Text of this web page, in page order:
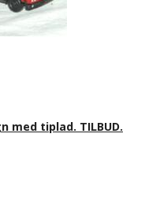
med tiplad. TILBUD.